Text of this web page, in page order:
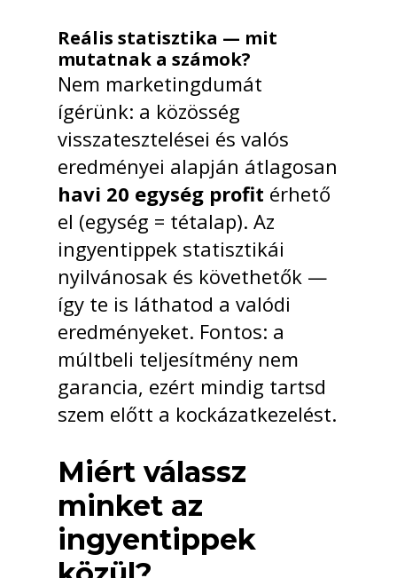
Reális statisztika — mit
mutatnak a számok?
Nem marketingdumát
ígérünk: a közösség
visszatesztelései és valós
eredményei alapján átlagosan
havi 20 egység profit érhető
el (egység = tétalap). Az
ingyentippek statisztikái
nyilvánosak és követhetők —
így te is láthatod a valódi
eredményeket. Fontos: a
múltbeli teljesítmény nem
garancia, ezért mindig tartsd
szem előtt a kockázatkezelést.
Miért válassz
minket az
ingyentippek